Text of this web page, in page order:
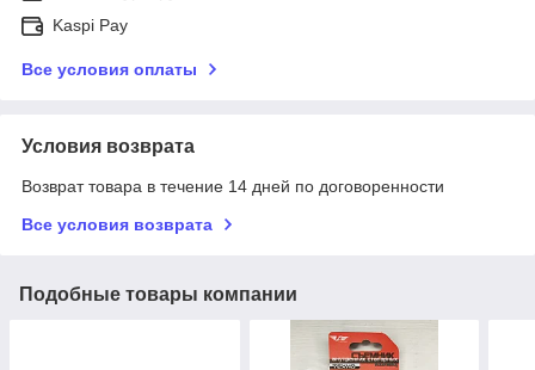
Kaspi Pay
Все условия оплаты
Условия возврата
Возврат товара в течение 14 дней по договоренности
Все условия возврата
Подобные товары компании